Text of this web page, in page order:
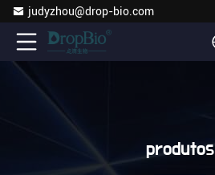
judyzhou@drop-bio.com
produtos